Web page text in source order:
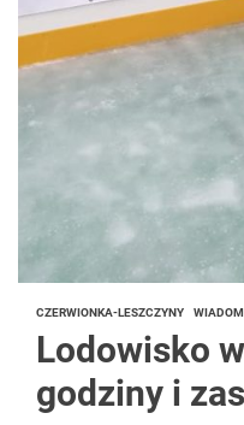
CZERWIONKA-LESZCZYNY
Lodowisko
godziny i